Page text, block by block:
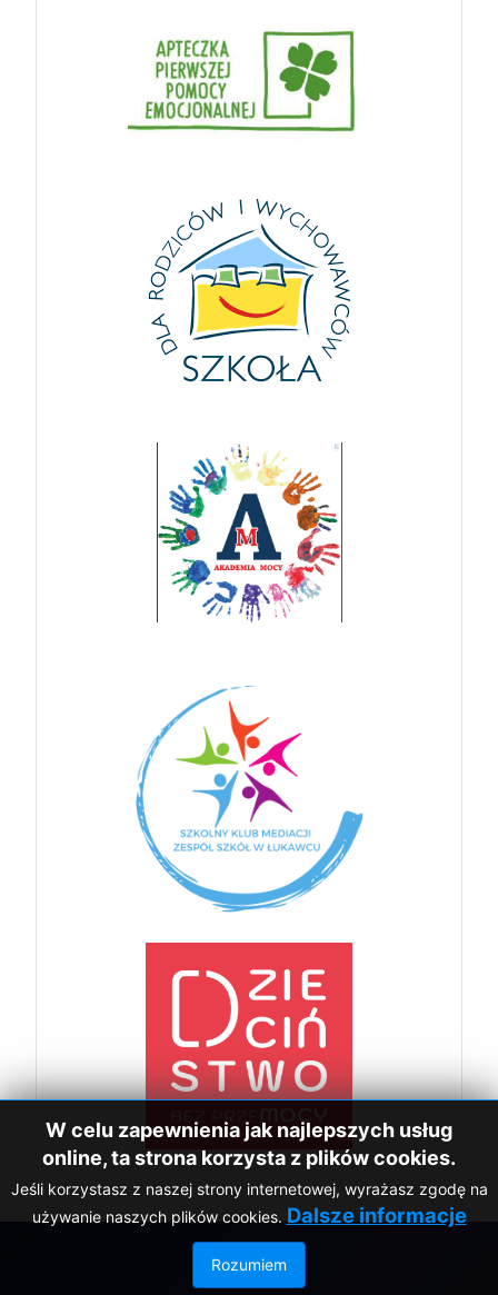
W celu zapewnienia jak najlepszych usług
online, ta strona korzysta z plików cookies.
Jeśli korzystasz z naszej strony internetowej, wyrażasz zgodę na
używanie naszych plików cookies. Dalsze informacje
Rozumiem